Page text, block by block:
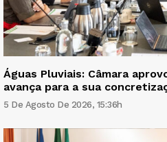
Águas Pluviais: Câmara
avança para a sua
5 De Agosto De 2026, 15:36h